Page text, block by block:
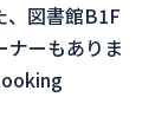
、図書館B1F
ナーもありま